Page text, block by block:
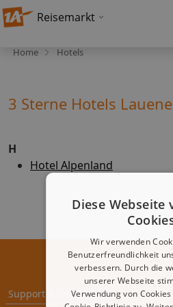
Reisemarkt
Home Hotels
3 Sterne Hotels
H
Hotel Alpenland
Support & Impressum
Diese Webseite
Wir verwenden
Benutzerfreundlichkeit
verbessern. Durch die
unserer Webseite
Verwendung von